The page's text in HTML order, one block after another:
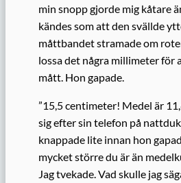
min snopp gjorde mig kåtare
kändes som att den svällde
måttbandet stramade om
lossa det några millimeter
mått. Hon gapade.
”15,5 centimeter! Medel är
sig efter sin telefon på
knappade lite innan hon
mycket större du är än
Jag tvekade. Vad skulle jag